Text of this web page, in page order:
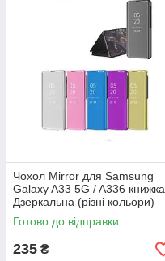
Чохол Mirror для Samsung
Galaxy A33 5G / A336 книжка
Дзеркальна (різні кольори)
Готово до відправки
235 ₴